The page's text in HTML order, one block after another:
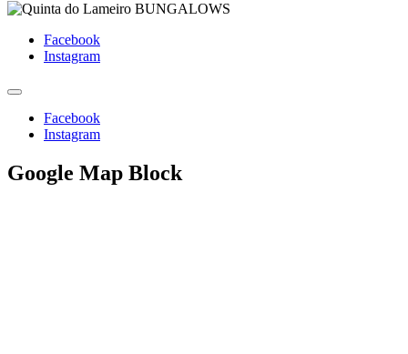
Facebook
Instagram
Facebook
Instagram
Google Map Block